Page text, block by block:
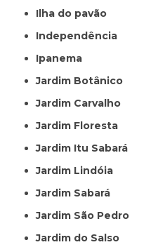
Ilha do pavão
Independência
Ipanema
Jardim Botânico
Jardim Carvalho
Jardim Floresta
Jardim Itu Sabará
Jardim Lindóia
Jardim Sabará
Jardim São Pedro
Jardim do Salso